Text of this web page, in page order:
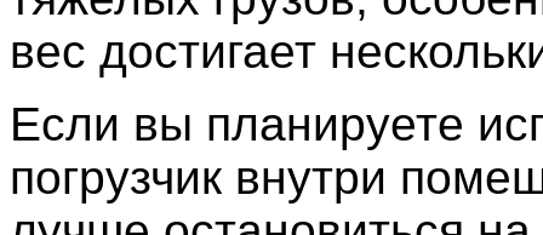
вес достигает
Если вы планируете
погрузчик внутри